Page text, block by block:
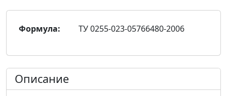
Формула: ТУ 0255-023-05766480-2006
Описание